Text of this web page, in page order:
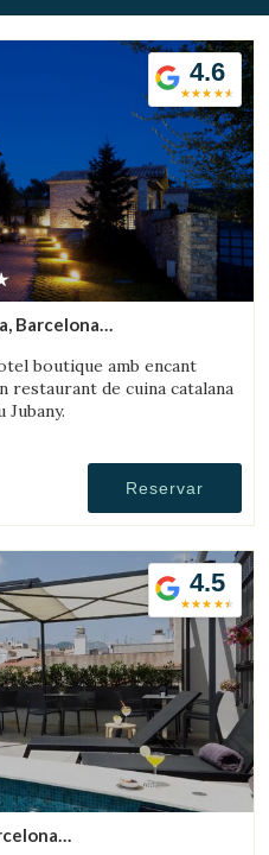
4.6
Barcelona
boutique amb encant
restaurant de cuina catalana
Reservar
4.5